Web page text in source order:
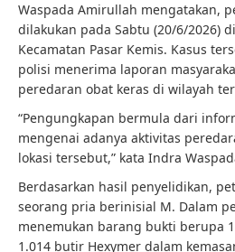
Waspada Amirullah mengatakan,
dilakukan pada Sabtu (20/6/2026)
Kecamatan Pasar Kemis. Kasus
polisi menerima laporan
peredaran obat keras di wilayah
“Pengungkapan bermula dari
mengenai adanya aktivitas
lokasi tersebut,” kata Indra
Berdasarkan hasil penyelidikan,
seorang pria berinisial M. Dalam
menemukan barang bukti berupa
1.014 butir Hexymer dalam